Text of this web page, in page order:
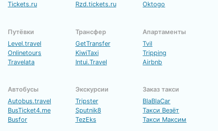
Tickets.ru
Rzd.tickets.ru
Oktogo
Путёвки
Level.travel
Onlinetours
Travelata
Трансфер
GetTransfer
KiwiTaxi
Intui.Travel
Апартаменты
Tvil
Tripping
Airbnb
Автобусы
Autobus.travel
BusTicket4.me
Busfor
Экскурсии
Tripster
Sputnik8
TezEks
Заказ такси
BlaBlaCar
Такси Везёт
Такси Максим